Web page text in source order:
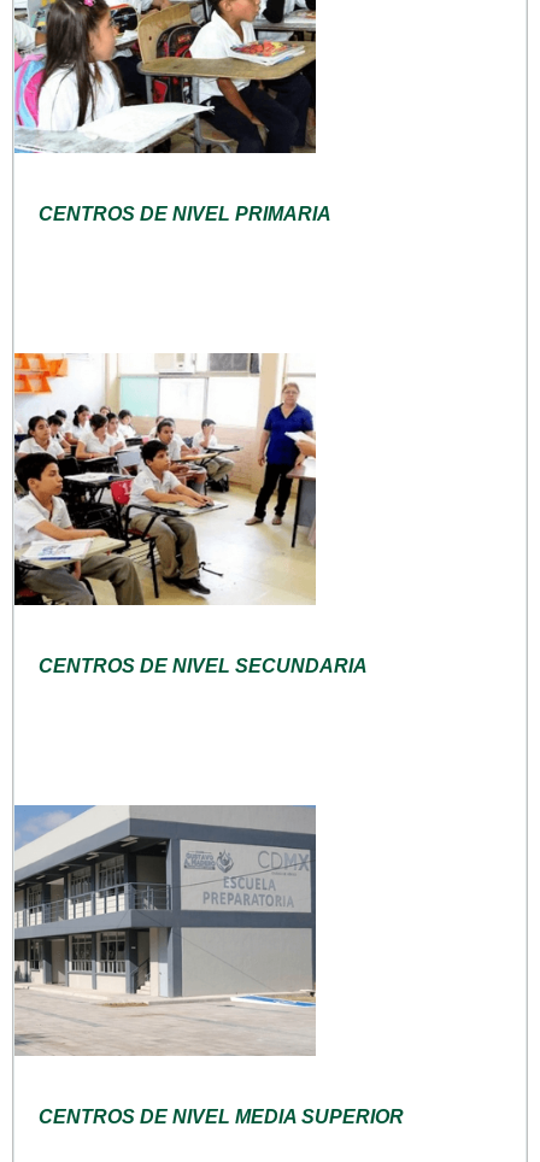
CENTROS DE NIVEL PRIMARIA
CENTROS DE NIVEL SECUNDARIA
CENTROS DE NIVEL MEDIA SUPERIOR